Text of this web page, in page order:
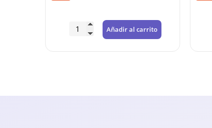
Añadir al carrito